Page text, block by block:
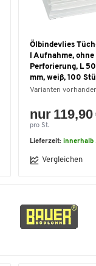
Ölbindevlies
l Aufnahme, ohne
Perforierung, L
mm, weiß, 100
Varianten
nur 119,90
pro St.
Lieferzeit: innerhalb
Vergleichen